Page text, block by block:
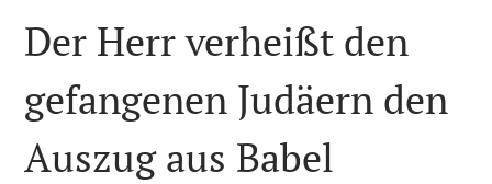
Der Herr verheißt den
gefangenen Judäern den
Auszug aus Babel